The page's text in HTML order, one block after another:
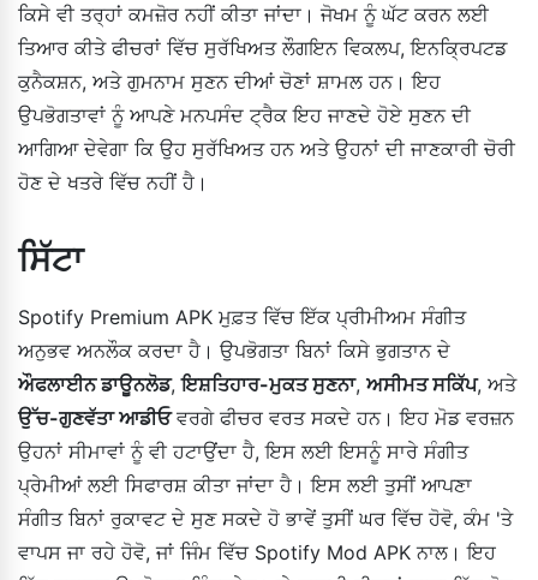
ਕਿਸੇ ਵੀ ਤਰ੍ਹਾਂ ਕਮਜ਼ੋਰ ਨਹੀਂ ਕੀਤਾ ਜਾਂਦਾ। ਜੋਖਮ ਨੂੰ ਘੱਟ ਕਰਨ ਲਈ
ਤਿਆਰ ਕੀਤੇ ਫੀਚਰਾਂ ਵਿੱਚ ਸੁਰੱਖਿਅਤ ਲੌਗਇਨ ਵਿਕਲਪ, ਇਨਕ੍ਰਿਪਟਡ
ਕੁਨੈਕਸ਼ਨ, ਅਤੇ ਗੁਮਨਾਮ ਸੁਣਨ ਦੀਆਂ ਚੋਣਾਂ ਸ਼ਾਮਲ ਹਨ। ਇਹ
ਉਪਭੋਗਤਾਵਾਂ ਨੂੰ ਆਪਣੇ ਮਨਪਸੰਦ ਟ੍ਰੈਕ ਇਹ ਜਾਣਦੇ ਹੋਏ ਸੁਣਨ ਦੀ
ਆਗਿਆ ਦੇਵੇਗਾ ਕਿ ਉਹ ਸੁਰੱਖਿਅਤ ਹਨ ਅਤੇ ਉਹਨਾਂ ਦੀ ਜਾਣਕਾਰੀ ਚੋਰੀ
ਹੋਣ ਦੇ ਖਤਰੇ ਵਿੱਚ ਨਹੀਂ ਹੈ।
ਸਿੱਟਾ
Spotify Premium APK ਮੁਫ਼ਤ ਵਿੱਚ ਇੱਕ ਪ੍ਰੀਮੀਅਮ ਸੰਗੀਤ
ਅਨੁਭਵ ਅਨਲੌਕ ਕਰਦਾ ਹੈ। ਉਪਭੋਗਤਾ ਬਿਨਾਂ ਕਿਸੇ ਭੁਗਤਾਨ ਦੇ
ਔਫਲਾਈਨ ਡਾਊਨਲੋਡ,ਇਸ਼ਤਿਹਾਰ-ਮੁਕਤ ਸੁਣਨਾ, ਅਸੀਮਤ ਸਕਿੱਪ, ਅਤੇ
ਉੱਚ-ਗੁਣਵੱਤਾ ਆਡੀਓਵਰਗੇ ਫੀਚਰ ਵਰਤ ਸਕਦੇ ਹਨ। ਇਹ ਮੋਡ ਵਰਜ਼ਨ
ਉਹਨਾਂ ਸੀਮਾਵਾਂ ਨੂੰ ਵੀ ਹਟਾਉਂਦਾ ਹੈ, ਇਸ ਲਈ ਇਸਨੂੰ ਸਾਰੇ ਸੰਗੀਤ
ਪ੍ਰੇਮੀਆਂ ਲਈ ਸਿਫਾਰਸ਼ ਕੀਤਾ ਜਾਂਦਾ ਹੈ। ਇਸ ਲਈ ਤੁਸੀਂ ਆਪਣਾ
ਸੰਗੀਤ ਬਿਨਾਂ ਰੁਕਾਵਟ ਦੇ ਸੁਣ ਸਕਦੇ ਹੋ ਭਾਵੇਂ ਤੁਸੀਂ ਘਰ ਵਿੱਚ ਹੋਵੋ, ਕੰਮ 'ਤੇ
ਵਾਪਸ ਜਾ ਰਹੇ ਹੋਵੋ, ਜਾਂ ਜਿੰਮ ਵਿੱਚ Spotify Mod APK ਨਾਲ। ਇਹ